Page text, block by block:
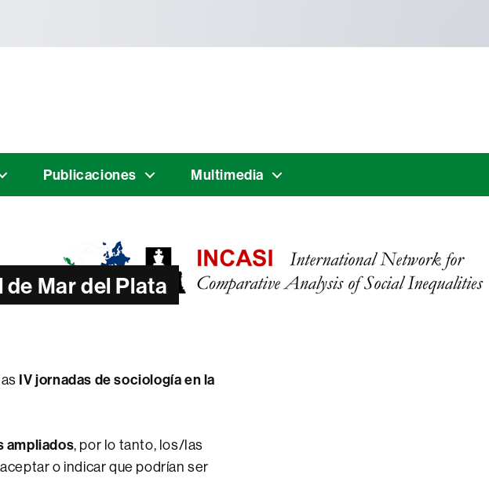
Publicaciones Multimedia
Mar del Plata
IV jornadas de sociología en la
ampliados, por lo tanto, los/las
o indicar que podrían ser